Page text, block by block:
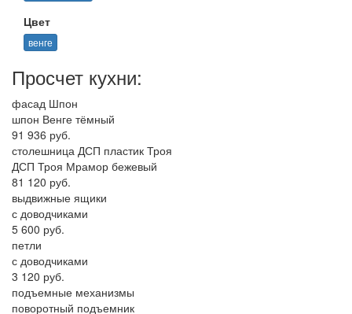
Цвет
венге
Просчет кухни:
фасад Шпон
шпон Венге тёмный
91 936 руб.
столешница ДСП пластик Троя
ДСП Троя Мрамор бежевый
81 120 руб.
выдвижные ящики
с доводчиками
5 600 руб.
петли
с доводчиками
3 120 руб.
подъемные механизмы
поворотный подъемник